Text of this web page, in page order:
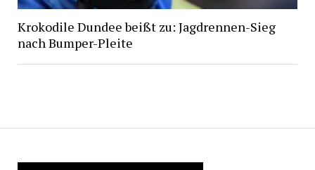
Krokodile Dundee beißt zu: Jagdrennen-Sieg
nach Bumper-Pleite